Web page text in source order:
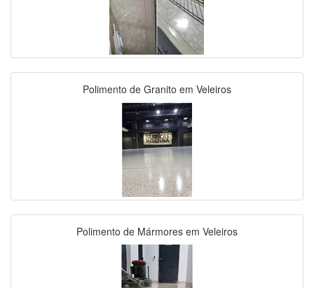
Polimento de Granito em Veleiros
Polimento de Mármores em Veleiros